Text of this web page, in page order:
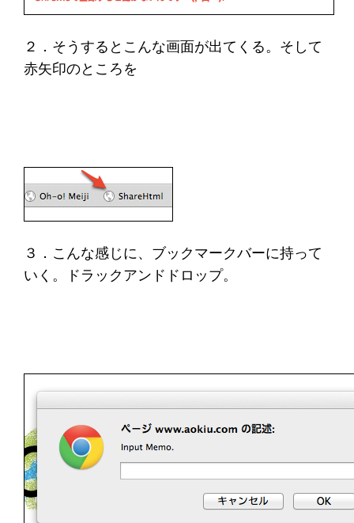
２．そうするとこんな画面が出てくる。そして
赤矢印のところを
３．こんな感じに、ブックマークバーに持って
いく。ドラックアンドドロップ。